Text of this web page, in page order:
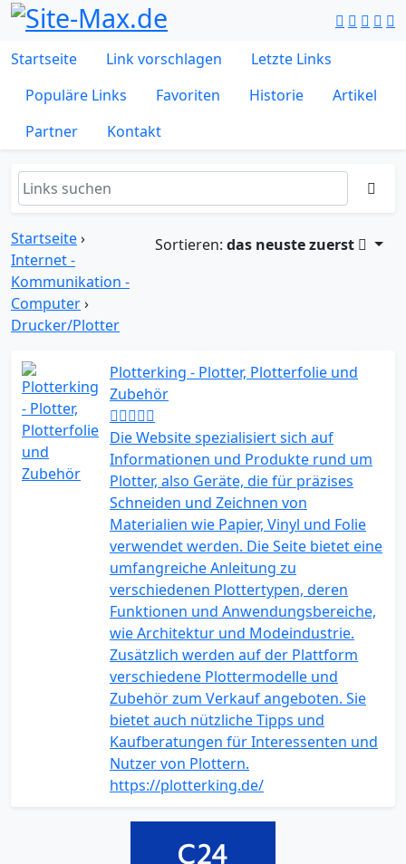
Startseite Link vorschlagen
Letzte Links
Populäre Links
Favoriten Historie
Artikel
Partner
Kontakt
Startseite›
Internet -
Kommunikation -
Computer›
Drucker/Plotter
Sortieren:das neuste zuerst
Plotterking - Plotter, Plotterfolie und
Zubehör
Die Website spezialisiert sich auf
Informationen und Produkte rund um
Plotter, also Geräte, die für präzises
Schneiden und Zeichnen von
Materialien wie Papier, Vinyl und Folie
verwendet werden. Die Seite bietet eine
umfangreiche Anleitung zu
verschiedenen Plottertypen, deren
Funktionen und Anwendungsbereiche,
wie Architektur und Modeindustrie.
Zusätzlich werden auf der Plattform
verschiedene Plottermodelle und
Zubehör zum Verkauf angeboten. Sie
bietet auch nützliche Tipps und
Kaufberatungen für Interessenten und
Nutzer von Plottern.
https://plotterking.de/